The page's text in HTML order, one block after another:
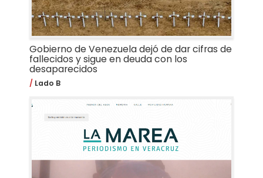
Gobierno de Venezuela dejó de dar cifras de
fallecidos y sigue en deuda con los
desaparecidos
Lado B